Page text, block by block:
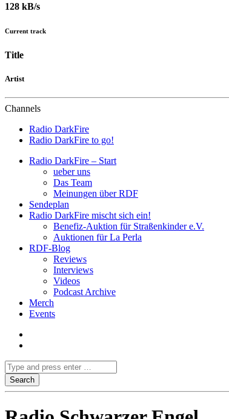
128 kB/s
Current track
Title
Artist
Channels
Radio DarkFire
Radio DarkFire to go!
Radio DarkFire – Start
ueber uns
Das Team
Meinungen über RDF
Sendeplan
Radio DarkFire mischt sich ein!
Benefiz-Auktion für Straßenkinder e.V.
Auktionen für La Perla
RDF-Blog
Reviews
Interviews
Videos
Podcast Archive
Merch
Events